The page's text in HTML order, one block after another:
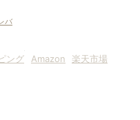
バ
ング
Amazon 楽天市場